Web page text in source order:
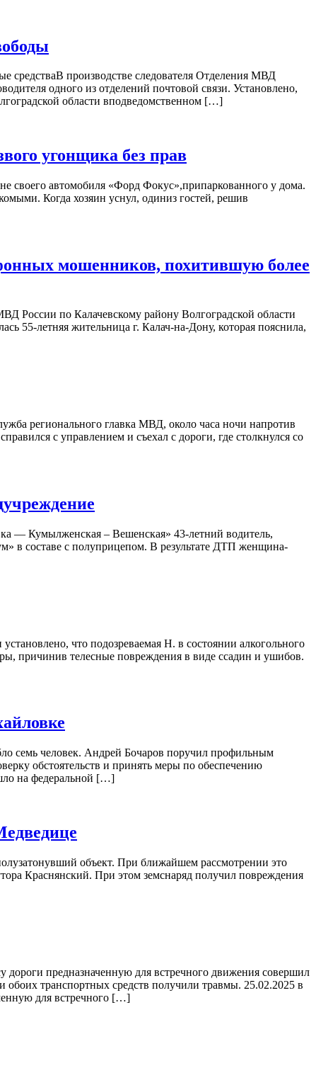
средстваВ производстве следователя Отделения МВД
одного из отделений почтовой связи. Установлено,
области вподведомственном […]
угонщика без прав
своего автомобиля «Форд Фокус»,припаркованного у дома.
Когда хозяин уснул, одиниз гостей, решив
мошенников, похитившую более
России по Калачевскому району Волгоградской области
55-летняя жительница г. Калач-на-Дону, которая пояснила,
регионального главка МВД, около часа ночи напротив
с управлением и съехал с дороги, где столкнулся со
— Кумылженская – Вешенская» 43-летний водитель,
в составе с полуприцепом. В результате ДТП женщина-
что подозреваемая Н. в состоянии алкогольного
причинив телесные повреждения в виде ссадин и ушибов.
семь человек. Андрей Бочаров поручил профильным
обстоятельств и принять меры по обеспечению
на федеральной […]
объект. При ближайшем рассмотрении это
Краснянский. При этом земснаряд получил повреждения
дороги предназначенную для встречного движения совершил
обоих транспортных средств получили травмы. 25.02.2025 в
для встречного […]